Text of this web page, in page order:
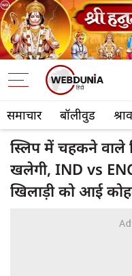
समाचार बॉलीवुड
स्लिप में चहकने वाले
खलेगी, IND vs
खिलाड़ी को आई